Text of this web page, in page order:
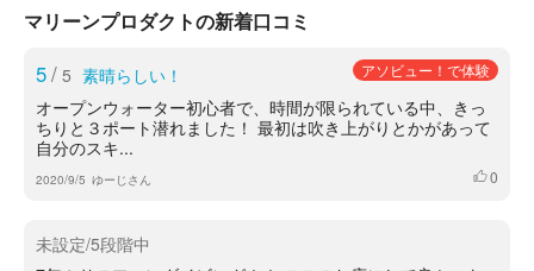
マリーンプロダクトの新着口コミ
5/ 5 素晴らしい！ アソビュー！で体験
オープンウォーター初心者で、時間が限られている中、きっ
ちりと３ポート潜れました！ 最初は吹き上がりとかがあって
自分のスキ...
2020/9/5 ゆーじさん いいね
0
未設定/5段階中